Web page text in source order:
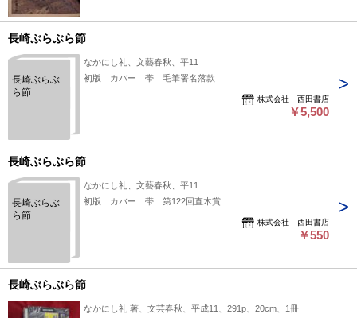
長崎ぶらぶら節
長崎ぶらぶ
ら節
なかにし礼、文藝春秋、平11
初版 カバー 帯 毛筆署名落款
株式会社 西田書店
￥5,500
長崎ぶらぶら節
長崎ぶらぶ
ら節
なかにし礼、文藝春秋、平11
初版 カバー 帯 第122回直木賞
株式会社 西田書店
￥550
長崎ぶらぶら節
なかにし礼 著、文芸春秋、平成11、291p、20cm、1冊